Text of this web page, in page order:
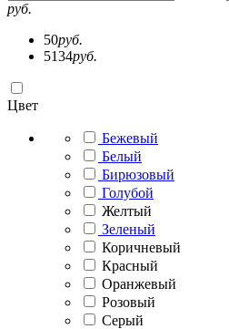
руб.
50руб.
5134руб.
Цвет
Бежевый
Белый
Бирюзовый
Голубой
Желтый
Зеленый
Коричневый
Красный
Оранжевый
Розовый
Серый